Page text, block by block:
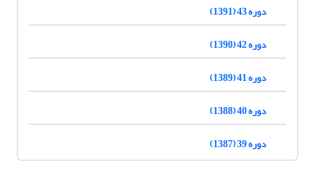
دوره 43 (1391)
دوره 42 (1390)
دوره 41 (1389)
دوره 40 (1388)
دوره 39 (1387)